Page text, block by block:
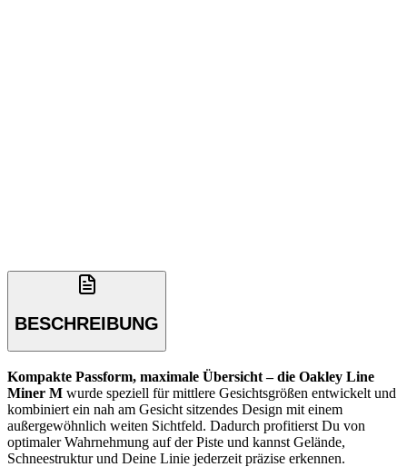
BESCHREIBUNG
Kompakte Passform, maximale Übersicht – die Oakley Line
Miner M wurde speziell für mittlere Gesichtsgrößen entwickelt und
kombiniert ein nah am Gesicht sitzendes Design mit einem
außergewöhnlich weiten Sichtfeld. Dadurch profitierst Du von
optimaler Wahrnehmung auf der Piste und kannst Gelände,
Schneestruktur und Deine Linie jederzeit präzise erkennen.